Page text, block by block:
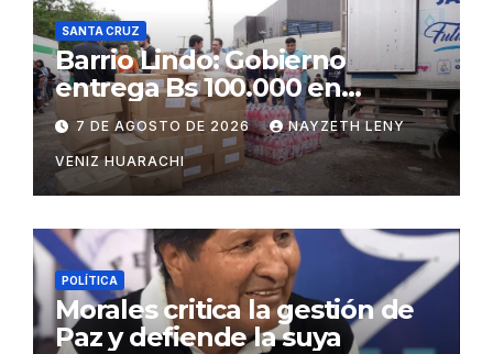
SANTA CRUZ
Barrio Lindo: Gobierno
entrega Bs 100.000 en
insumos para afectados
7 DE AGOSTO DE 2026 NAYZETH LENY
VENIZ HUARACHI
POLÍTICA
Morales critica la gestión de
Paz y defiende la suya